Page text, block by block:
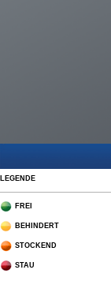
LEGENDE
FREI
BEHINDERT
STOCKEND
STAU